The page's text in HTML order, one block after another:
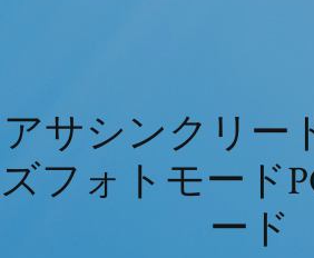
アサシンクリー
ズフォトモード
ード